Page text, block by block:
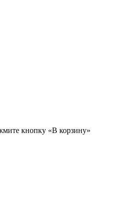
кнопку «В корзину»